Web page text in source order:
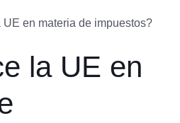
account
UE en materia de impuestos?
la UE en